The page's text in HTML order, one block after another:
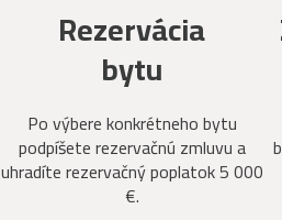
Rezervácia
bytu
Po výbere konkrétneho bytu
podpíšete rezervačnú zmluvu a
uhradíte rezervačný poplatok 5 000
€.